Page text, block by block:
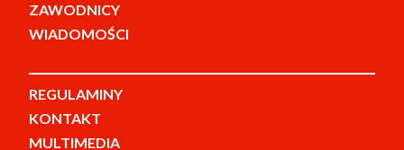
ZAWODNICY
WIADOMOŚCI
REGULAMINY
KONTAKT
MULTIMEDIA